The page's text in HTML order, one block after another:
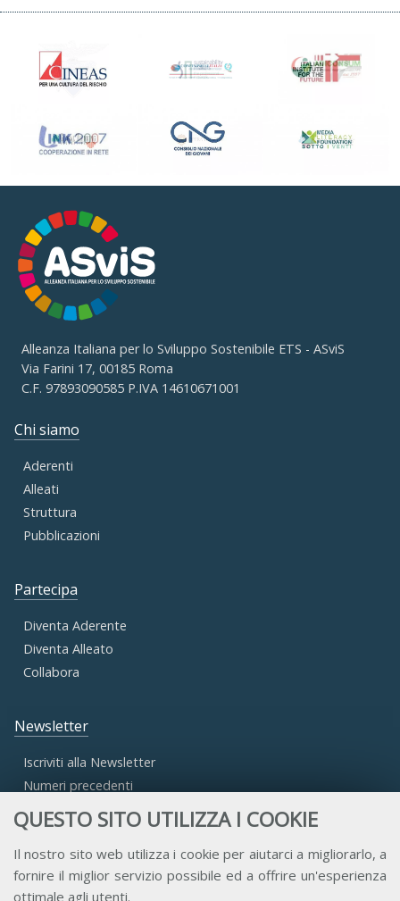
QUESTO SITO UTILIZZA I COOKIE
Il nostro sito web utilizza i cookie per aiutarci a migliorarlo, a
fornire il miglior servizio possibile ed a offrire un'esperienza
ottimale agli utenti.
Alleanza Italiana per lo Sviluppo Sostenibile ETS - ASviS
Via Farini 17, 00185 Roma
C.F. 97893090585 P.IVA 14610671001
Chi siamo
Aderenti
Alleati
Struttura
Pubblicazioni
Partecipa
Diventa Aderente
Diventa Alleato
Collabora
Newsletter
Iscriviti alla Newsletter
Numeri precedenti
Accesso Aderenti